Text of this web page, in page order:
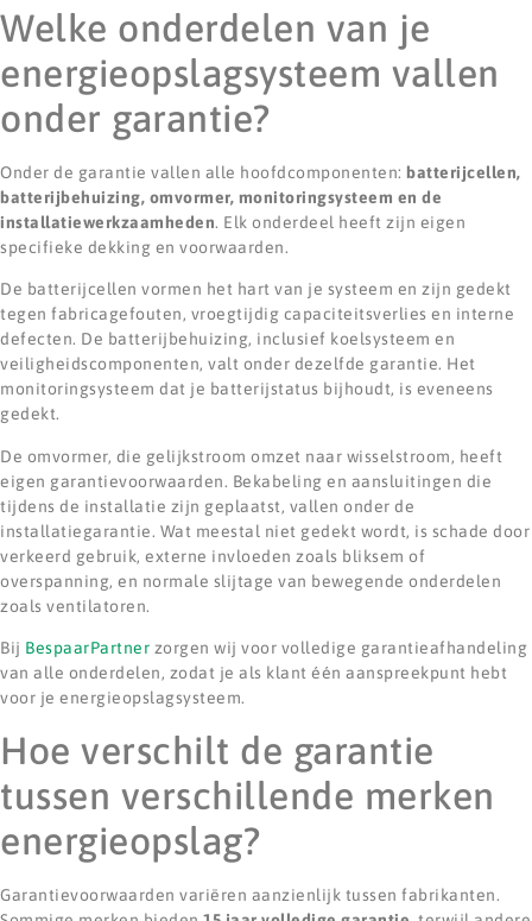
Welke onderdelen van je
energieopslagsysteem vallen
onder garantie?
Onder de garantie vallen alle hoofdcomponenten: batterijcellen,
batterijbehuizing, omvormer, monitoringsysteem en de
installatiewerkzaamheden. Elk onderdeel heeft zijn eigen
specifieke dekking en voorwaarden.
De batterijcellen vormen het hart van je systeem en zijn gedekt
tegen fabricagefouten, vroegtijdig capaciteitsverlies en interne
defecten. De batterijbehuizing, inclusief koelsysteem en
veiligheidscomponenten, valt onder dezelfde garantie. Het
monitoringsysteem dat je batterijstatus bijhoudt, is eveneens
gedekt.
De omvormer, die gelijkstroom omzet naar wisselstroom, heeft
eigen garantievoorwaarden. Bekabeling en aansluitingen die
tijdens de installatie zijn geplaatst, vallen onder de
installatiegarantie. Wat meestal niet gedekt wordt, is schade door
verkeerd gebruik, externe invloeden zoals bliksem of
overspanning, en normale slijtage van bewegende onderdelen
zoals ventilatoren.
Bij BespaarPartner zorgen wij voor volledige garantieafhandeling
van alle onderdelen, zodat je als klant één aanspreekpunt hebt
voor je energieopslagsysteem.
Hoe verschilt de garantie
tussen verschillende merken
energieopslag?
Garantievoorwaarden variëren aanzienlijk tussen fabrikanten.